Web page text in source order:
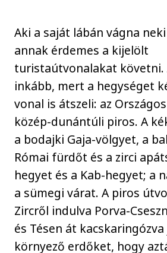
Aki a saját lábán vágna
annak érdemes a kijelölt
turistaútvonalakat követni.
inkább, mert a hegységet
vonal is átszeli: az
közép-dunántúli piros. A
a bodajki Gaja-völgyet, a
Római fürdőt és a zirci
hegyet és a Kab-hegyet; a
a sümegi várat. A piros
Zircről indulva Porva-
és Tésen át
környező erdőket, hogy